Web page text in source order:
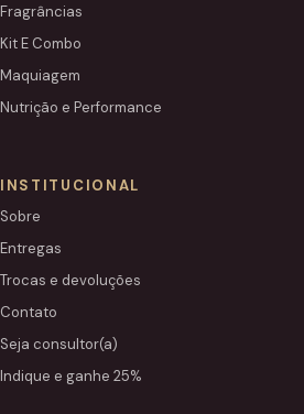
Fragrâncias
Kit E Combo
Maquiagem
Nutrição e Performance
INSTITUCIONAL
Sobre
Entregas
Trocas e devoluções
Contato
Seja consultor(a)
Indique e ganhe 25%